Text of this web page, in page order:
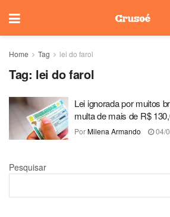
Home Tag lei do farol
Tag: lei do farol
Lei ignorada por muitos
multa de mais de R$
PorMilena Armando 04/
Pesquisar